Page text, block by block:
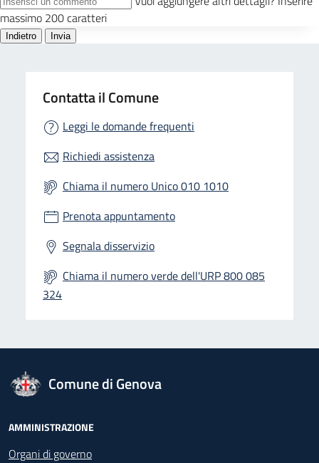
Contatta il Comune
Leggi le domande frequenti
Richiedi assistenza
Chiama il numero Unico 010 1010
Prenota appuntamento
Segnala disservizio
Chiama il numero verde dell'URP 800 085
324
logo Unione Europea
Comune di Genova
Footer - Navigazione
AMMINISTRAZIONE
Organi di governo